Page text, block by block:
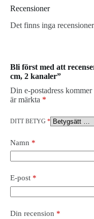
Recensioner
Det finns inga
Bli först med att
cm, 2 kanaler”
Din e-postadress
är märkta *
DITT BETYG *
Namn *
E-post *
Din recension *